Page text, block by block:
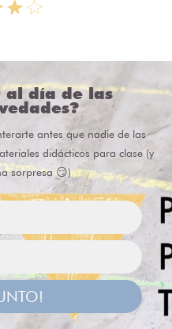
al día de las
antes que nadie de las
didácticos para clase (y
sorpresa 😏)